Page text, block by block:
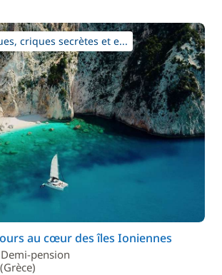
criques secrètes et e...
au cœur des îles Ioniennes
pension